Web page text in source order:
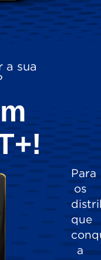
a sua
Para
os
que
a